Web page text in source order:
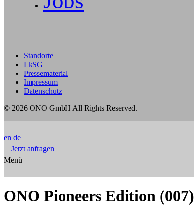
Standorte
LkSG
Pressematerial
Impressum
Datenschutz
© 2026 ONO GmbH All Rights Reserved.
en de
Jetzt anfragen
Menü
ONO Pioneers Edition (007)